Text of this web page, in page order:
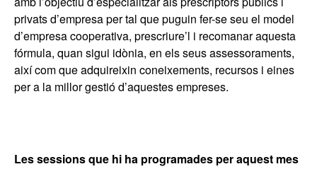
privats d’empresa per tal que puguin fer-se seu el model
d’empresa cooperativa, prescriure’l i recomanar aquesta
fórmula, quan sigui idònia, en els seus assessoraments,
així com que adquireixin coneixements, recursos i eines
per a la millor gestió d’aquestes empreses.
Les sessions que hi ha programades per aquest mes